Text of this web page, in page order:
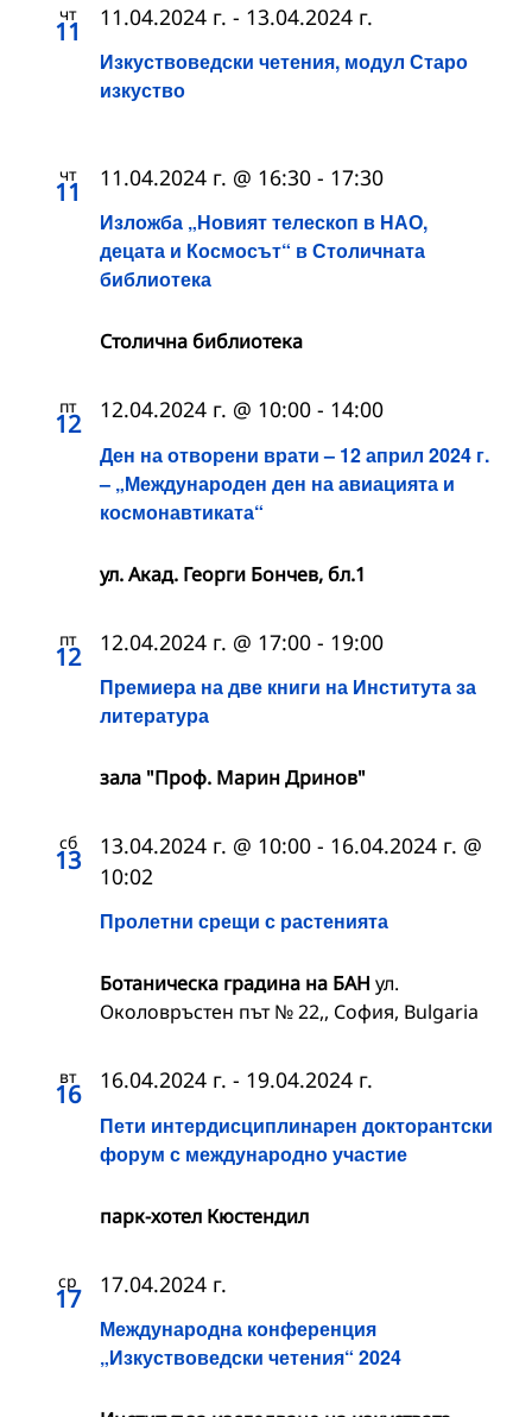
чт
11
Изкуствоведски четения, модул Старо
изкуство
11.04.2024 г. - 13.04.2024 г.
чт
11
Изложба „Новият телескоп в НАО,
децата и Космосът“ в Столичната
библиотека
11.04.2024 г. @ 16:30 - 17:30
Столична библиотека
пт
12
Ден на отворени врати – 12 април 2024 г.
– „Международен ден на авиацията и
космонавтиката“
12.04.2024 г. @ 10:00 - 14:00
ул. Акад. Георги Бончев, бл.1
пт
12
Премиера на две книги на Института за
литература
12.04.2024 г. @ 17:00 - 19:00
зала "Проф. Марин Дринов"
сб
13
Пролетни срещи с растенията
13.04.2024 г. @ 10:00 - 16.04.2024 г. @
10:02
Ботаническа градина на БАН ул.
Околовръстен път № 22,, София, Bulgaria
вт
16
Пети интердисциплинарен докторантски
форум с международно участие
16.04.2024 г. - 19.04.2024 г.
парк-хотел Кюстендил
ср
17
Международна конференция
„Изкуствоведски четения“ 2024
17.04.2024 г.